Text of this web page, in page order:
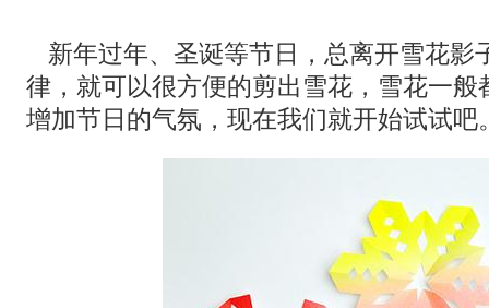
新年过年、圣诞等节日，总离开雪花影
律，就可以很方便的剪出雪花，雪花一般
增加节日的气氛，现在我们就开始试试吧